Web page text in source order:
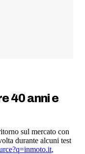
40 anni e
sul mercato con
durante alcuni test
,